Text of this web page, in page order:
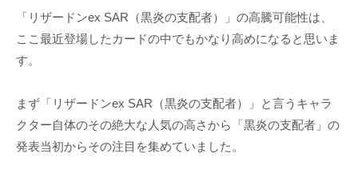
「リザードンex SAR（黒炎の支配者）」の高騰可能性は、
ここ最近登場したカードの中でもかなり高めになると思いま
す。
まず「リザードンex SAR（黒炎の支配者）」と言うキャラ
クター自体のその絶大な人気の高さから「黒炎の支配者」の
発表当初からその注目を集めていました。